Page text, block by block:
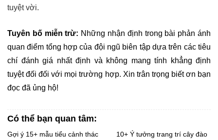
tuyệt vời.
Tuyên bố miễn trừ: Những nhận định trong bài phản ánh
quan điểm tổng hợp của đội ngũ biên tập dựa trên các tiêu
chí đánh giá nhất định và không mang tính khẳng định
tuyệt đối đối với mọi trường hợp. Xin trân trọng biết ơn bạn
đọc đã ủng hộ!
Có thể bạn quan tâm:
Gợi ý 15+ mẫu tiểu cảnh thác 10+ Ý tưởng trang trí cây đào